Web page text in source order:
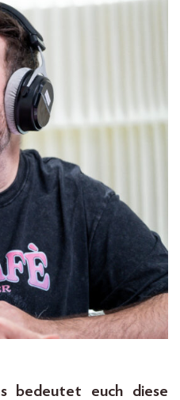
bedeutet euch diese